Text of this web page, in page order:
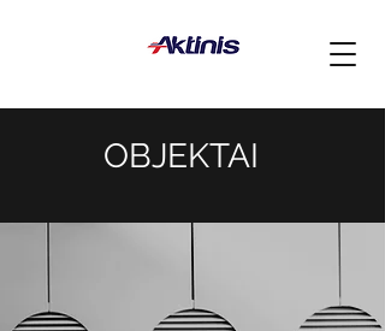
OBJEKTAI